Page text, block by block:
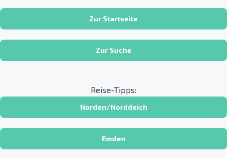
Zur Startseite
Zur Suche
Reise-Tipps:
Norden/Norddeich
Emden